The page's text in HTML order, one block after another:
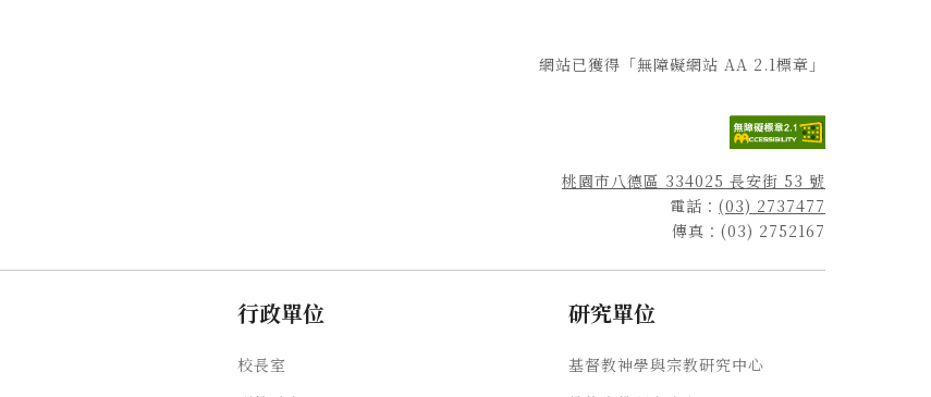
網站已獲得「無障礙網站 AA 2.1標章」
桃園市八德區 334025 長安街 53 號
電話： (03) 2737477
傳真：(03) 2752167
行政單位
校長室
研究單位
基督教神學與宗教研究中心